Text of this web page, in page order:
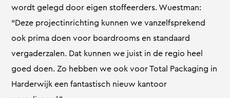
wordt gelegd door eigen stoffeerders. Wuestman:
“Deze projectinrichting kunnen we vanzelfsprekend
ook prima doen voor boardrooms en standaard
vergaderzalen. Dat kunnen we juist in de regio heel
goed doen. Zo hebben we ook voor Total Packaging in
Harderwijk een fantastisch nieuw kantoor